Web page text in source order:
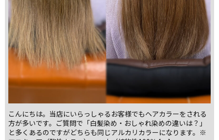
こんにちは。当店にいらっしゃるお客様でもヘアカラーをされる
方が多いです。ご質問で「白髪染め・おしゃれ染めの違いは？」
と多くあるのですがどちらも同じアルカリカラーになります。※